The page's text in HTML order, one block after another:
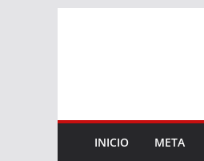
INICIO META